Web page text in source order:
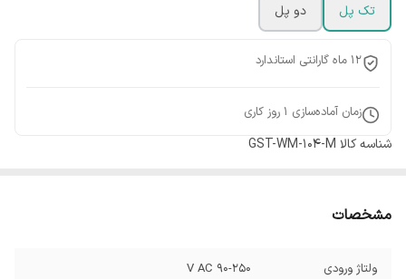
تک پل
دو پل
12 ماه گارانتی استاندارد
زمان آماده‌سازی 1 روز کاری
شناسه کالا GST-WM-104-M
مشخصات
ولتاژ ورودی 90-250 V AC